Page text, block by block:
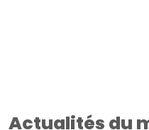
Actualités du